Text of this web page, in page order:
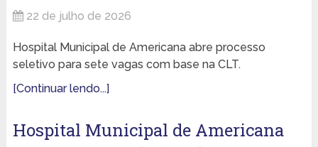
22 de julho de 2026
Hospital Municipal de Americana abre processo
seletivo para sete vagas com base na CLT.
[Continuar lendo...]
Hospital Municipal de Americana